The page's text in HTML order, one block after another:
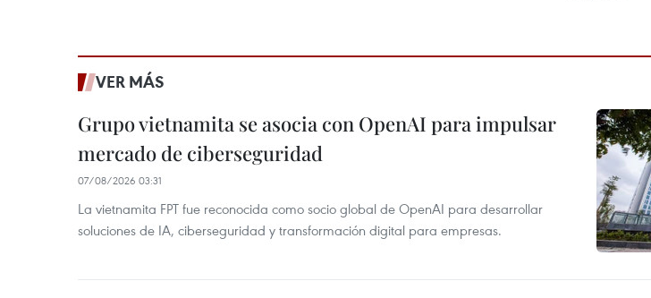
VER MÁS
Grupo vietnamita se asocia con OpenAI para impulsar
mercado de ciberseguridad
07/08/2026 03:31
La vietnamita FPT fue reconocida como socio global de OpenAI para desarrollar
soluciones de IA, ciberseguridad y transformación digital para empresas.